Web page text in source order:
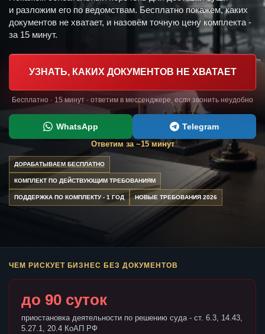
и разложим его по ведомствам. Бесплатно покажем, каких
документов не хватает, и назовём точную цену комплекта -
за 15 минут.
УЗНАТЬ, КАКИХ ДОКУМЕНТОВ НЕ ХВАТАЕТ
Бесплатно · 15 минут · ответим в мессенджере, если звонить неудобно
WhatsApp Telegram
Ответим за ~15 минут
ДОРАБАТЫВАЕМ БЕСПЛАТНО
КОМПЛЕКТ ПО ДЕЙСТВУЮЩИМ ТРЕБОВАНИЯМ
ПОДДЕРЖКА ПО КОМПЛЕКТУ - 1 ГОД НОВЫЕ ТРЕБОВАНИЯ 2026
ЧЕМ РИСКУЕТ БИЗНЕС БЕЗ ДОКУМЕНТОВ
до 90 суток
приостановка деятельности по решению суда - ст. 6.3, 14.43,
5.27.1, 20.4 КоАП РФ